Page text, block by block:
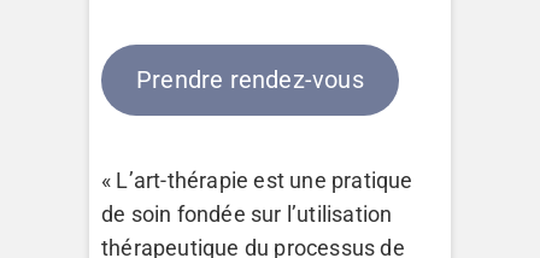
Prendre rendez-vous
« L’art-thérapie est une pratique
de soin fondée sur l’utilisation
thérapeutique du processus de